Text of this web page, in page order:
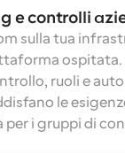
e controlli
sulla tua
ospitata.
ruoli e
le
i gruppi di